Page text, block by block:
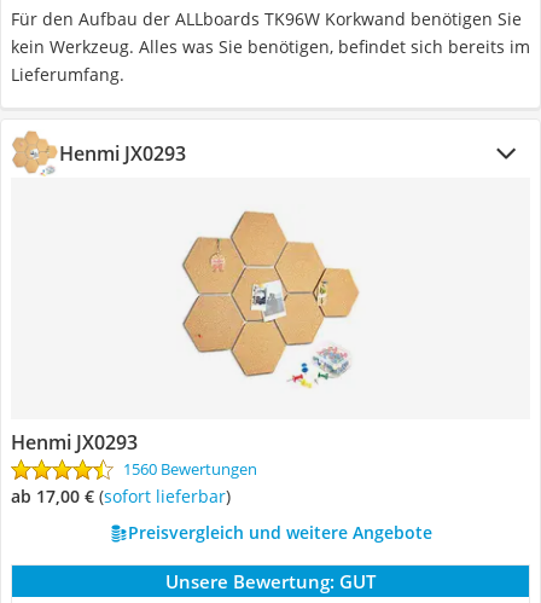
Für den Aufbau der ALLboards TK96W Korkwand benötigen Sie
kein Werkzeug. Alles was Sie benötigen, befindet sich bereits im
Lieferumfang.
Henmi JX0293
Henmi JX0293
1560 Bewertungen
ab 17,00 € ( Sofort lieferbar)
Preisvergleich und weitere Angebote
Unsere Bewertung: GUT